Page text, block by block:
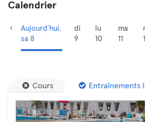
Calendrier
Aujourd’hui,
sa 8
di
9
lu
10
ma
11
Cours Entraînements